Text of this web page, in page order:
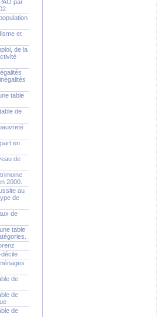
par
et
de la
table
de
en
de
2000.
au
de
de
table
de
de
de